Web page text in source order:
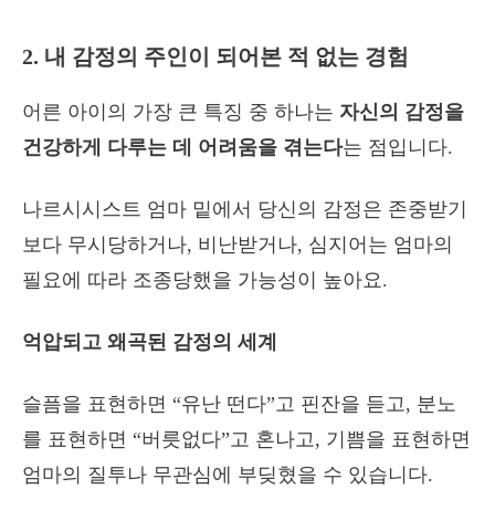
2. 내 감정의 주인이 되어본 적 없는 경험
어른 아이의 가장 큰 특징 중 하나는 자신의 감정을
건강하게 다루는 데 어려움을 겪는다는 점입니다.
나르시시스트 엄마 밑에서 당신의 감정은 존중받기
보다 무시당하거나, 비난받거나, 심지어는 엄마의
필요에 따라 조종당했을 가능성이 높아요.
억압되고 왜곡된 감정의 세계
슬픔을 표현하면 “유난 떤다”고 핀잔을 듣고, 분노
를 표현하면 “버릇없다”고 혼나고, 기쁨을 표현하면
엄마의 질투나 무관심에 부딪혔을 수 있습니다.